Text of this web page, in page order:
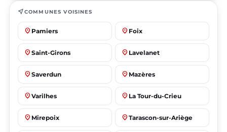
near_meCOMMUNES VOISINES
place Pamiers place Foix
place Saint-Girons place Lavelanet
place Saverdun place Mazères
place Varilhes place La Tour-du-Crieu
place Mirepoix place Tarascon-sur-Ariège